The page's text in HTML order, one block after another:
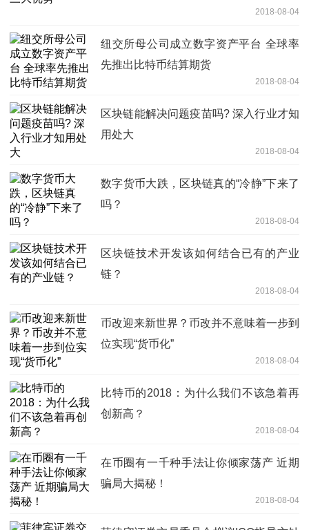
2018-08-04
纽交所母公司成立数字资产平台 全球率
先推出比特币结算期货
2018-08-04
区块链能解决问题疫苗吗? 深入行业才知
用处大
2018-08-04
数字货币大跌，区块链真的“冷静”下来了
吗？
2018-08-04
区块链技术开发该如何结合已有的产业
链？
2018-08-04
币改迎来新世界？币改并不意味着一步到
位实现“货币化”
2018-08-04
比特币的2018：为什么我们不该急着再
创新高？
2018-08-04
在币圈有一千种手法让你倾家荡产 近期
骗局大揭秘！
2018-08-04